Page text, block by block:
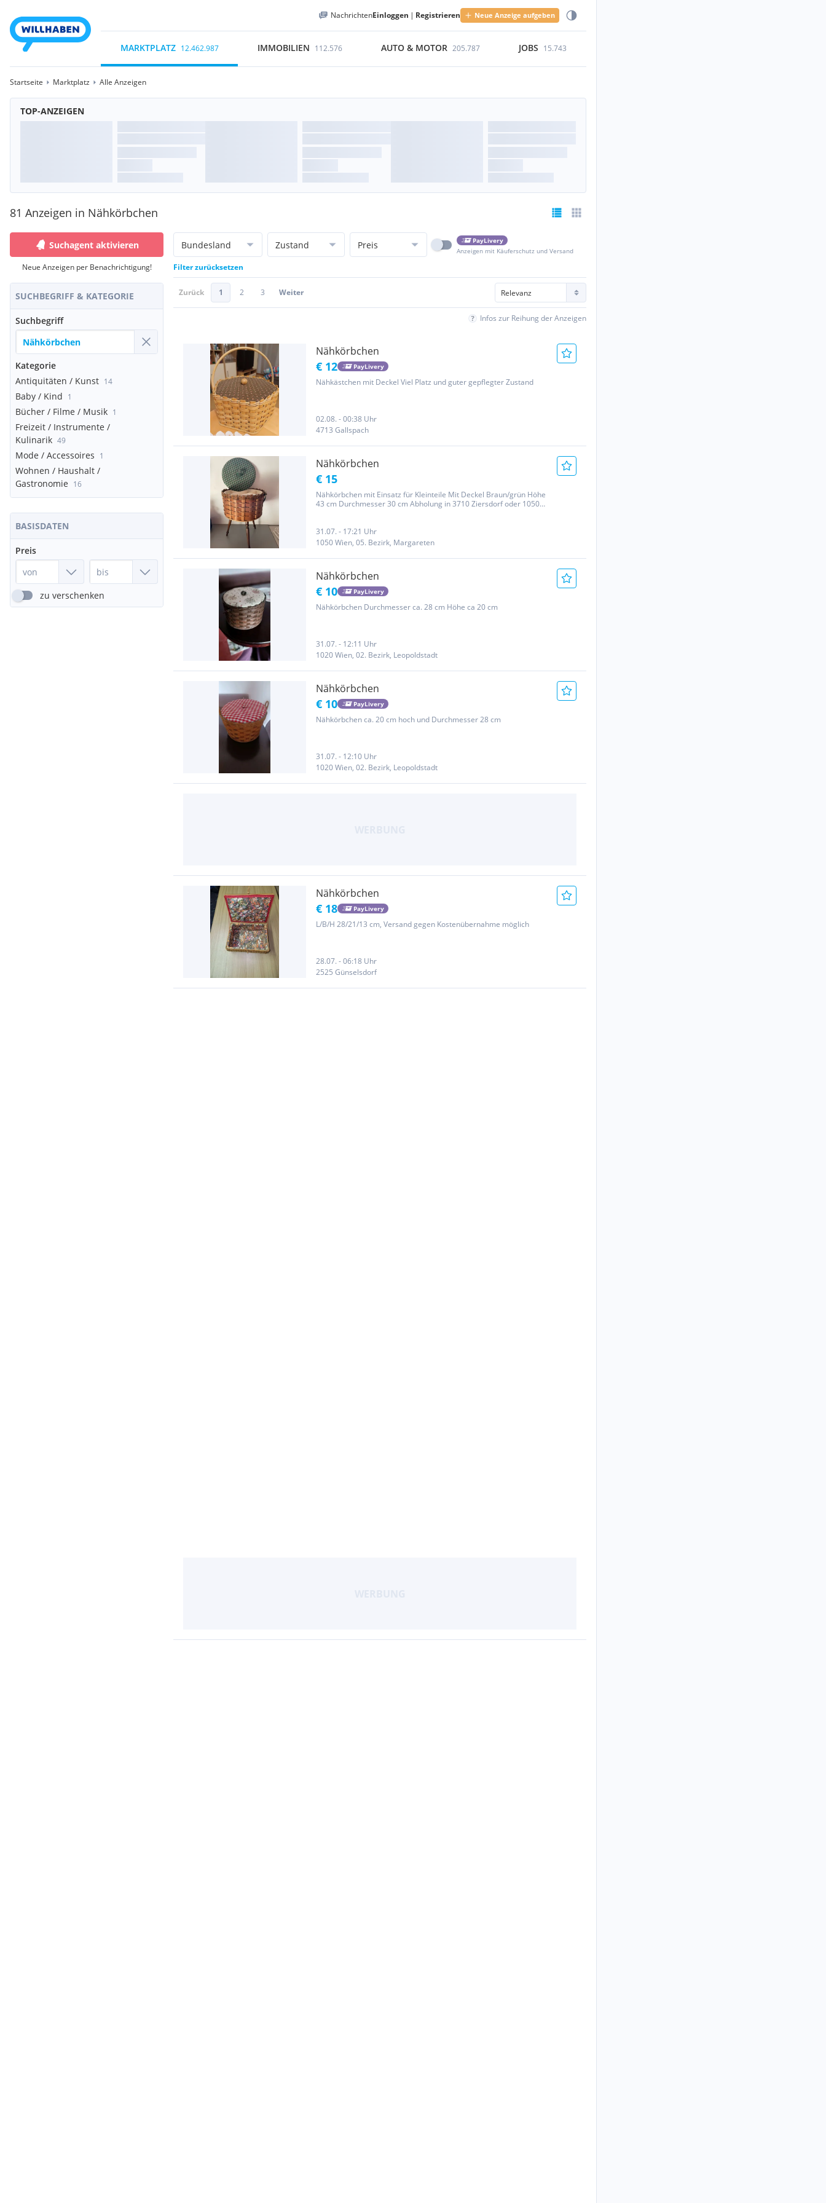
NachrichtenEinloggen | Registrieren Neue Anzeige aufgeben
MARKTPLATZ 12.462.987 IMMOBILIEN 112.576 AUTO & MOTOR 205.787 JOBS 15.743
Startseite Marktplatz Alle Anzeigen
TOP-ANZEIGEN
81 Anzeigen in Nähkörbchen
Suchagent aktivieren
Neue Anzeigen per Benachrichtigung!
SUCHBEGRIFF & KATEGORIE
Suchbegriff
Kategorie
Antiquitäten / Kunst 14
Baby / Kind 1
Bücher / Filme / Musik 1
Freizeit / Instrumente /
Kulinarik 49
Mode / Accessoires 1
Wohnen / Haushalt /
Gastronomie 16
BASISDATEN
Preis
zu verschenken
Bundesland Zustand Preis
PayLivery
Anzeigen mit Käuferschutz und Versand
Filter zurücksetzen
Zurück 1 2 3 Weiter
Infos zur Reihung der Anzeigen
Nähkörbchen
€ 12 PayLivery
Nähkästchen mit Deckel Viel Platz und guter gepflegter Zustand
02.08. - 00:38 Uhr
4713 Gallspach
Nähkörbchen
€ 15
Nähkörbchen mit Einsatz für Kleinteile Mit Deckel Braun/grün Höhe
43 cm Durchmesser 30 cm Abholung in 3710 Ziersdorf oder 1050
31.07. - 17:21 Uhr
1050 Wien, 05. Bezirk, Margareten
Nähkörbchen
€ 10 PayLivery
Nähkörbchen Durchmesser ca. 28 cm Höhe ca 20 cm
31.07. - 12:11 Uhr
1020 Wien, 02. Bezirk, Leopoldstadt
Nähkörbchen
€ 10 PayLivery
Nähkörbchen ca. 20 cm hoch und Durchmesser 28 cm
31.07. - 12:10 Uhr
1020 Wien, 02. Bezirk, Leopoldstadt
Nähkörbchen
€ 18 PayLivery
L/B/H 28/21/13 cm, Versand gegen Kostenübernahme möglich
28.07. - 06:18 Uhr
2525 Günselsdorf